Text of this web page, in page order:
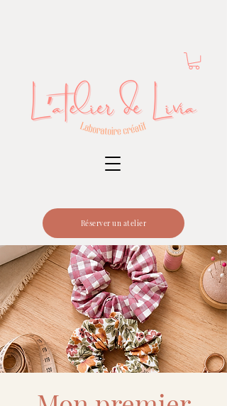
Réserver un atelier